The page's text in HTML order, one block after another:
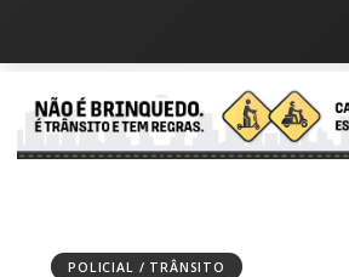
POLICIAL / TRÂNSITO